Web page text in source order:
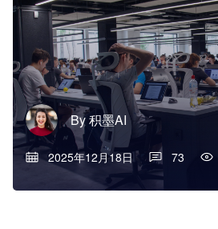
By积墨AI
2025年12月18日 73